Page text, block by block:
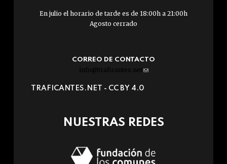
En julio el horario de tarde es de 18:00h a 21:00h
Agosto cerrado
CORREO DE CONTACTO
info@traficantes.net (link
e-
TRAFICANTES.NET - CC BY 4.0
NUESTRAS REDES